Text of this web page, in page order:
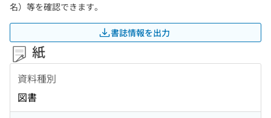
名）等を確認できます。
書誌情報を出力
紙
資料種別
図書